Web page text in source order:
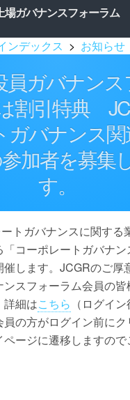
場ガバナンスフォーラム
ンデックス > お知らせ
員ガバナンス
割引特典
ガバナンス
加者を募集
す。
トガバナンスに関する
「コーポレートガバナ
します。JCGRのご厚
スフォーラム会員の
詳細はこちら （ログイ
員の方がログイン前に
ージに遷移しますので